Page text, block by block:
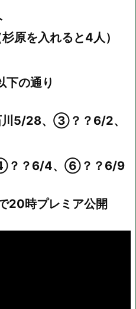
原を入れると4人）
下の通り
5/28、③？？6/2、
？6/4、⑥？？6/9
20時プレミア公開